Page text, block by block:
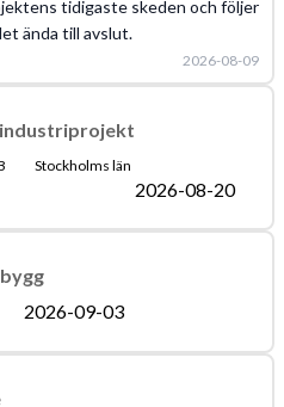
tidigaste skeden och följer
ända till avslut.
2026-08-09
Stockholms län
2026-08-20
2026-09-03